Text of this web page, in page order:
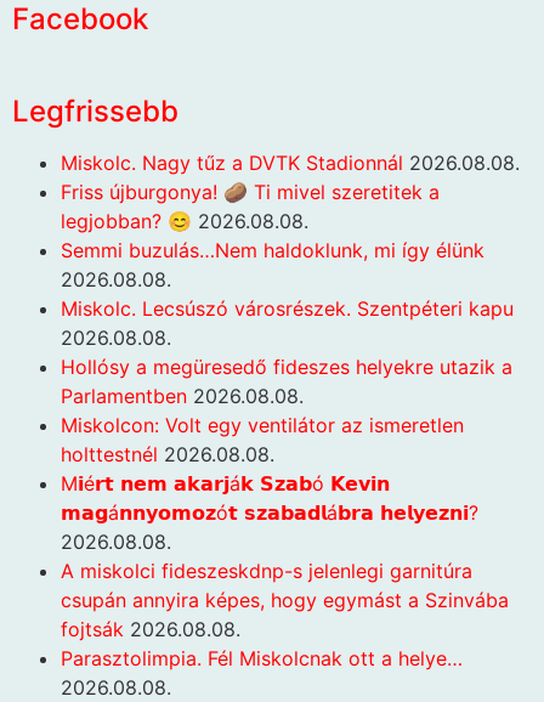
Facebook
Legfrissebb
Miskolc. Nagy tűz a DVTK Stadionnál 2026.08.08.
Friss újburgonya! 🥔 Ti mivel szeretitek a
legjobban? 😊 2026.08.08.
Semmi buzulás…Nem haldoklunk, mi így élünk
2026.08.08.
Miskolc. Lecsúszó városrészek. Szentpéteri kapu
2026.08.08.
Hollósy a megüresedő fideszes helyekre utazik a
Parlamentben 2026.08.08.
Miskolcon: Volt egy ventilátor az ismeretlen
holttestnél 2026.08.08.
M𝗶é𝗿𝘁 𝗻𝗲𝗺 𝗮𝗸𝗮𝗿𝗷á𝗸 𝗦𝘇𝗮𝗯ó 𝗞𝗲𝘃𝗶𝗻
𝗺𝗮𝗴á𝗻𝗻𝘆𝗼𝗺𝗼𝘇ó𝘁 𝘀𝘇𝗮𝗯𝗮𝗱𝗹á𝗯𝗿𝗮 𝗵𝗲𝗹𝘆𝗲𝘇𝗻𝗶?
2026.08.08.
A miskolci fideszeskdnp-s jelenlegi garnitúra
csupán annyira képes, hogy egymást a Szinvába
fojtsák 2026.08.08.
Parasztolimpia. Fél Miskolcnak ott a helye…
2026.08.08.